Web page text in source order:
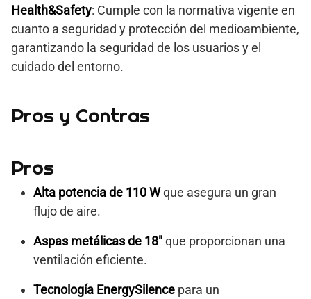
Health&Safety: Cumple con la normativa vigente en
cuanto a seguridad y protección del medioambiente,
garantizando la seguridad de los usuarios y el
cuidado del entorno.
Pros y Contras
Pros
Alta potencia de 110 Wque asegura un gran
flujo de aire.
Aspas metálicas de 18″que proporcionan una
ventilación eficiente.
Tecnología EnergySilence para un